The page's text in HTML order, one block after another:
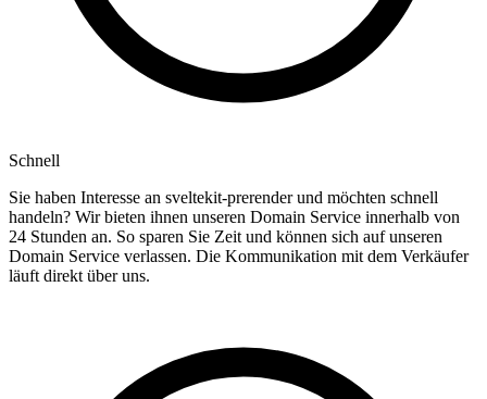
Schnell
Sie haben Interesse an sveltekit-prerender und möchten schnell
handeln? Wir bieten ihnen unseren Domain Service innerhalb von
24 Stunden an. So sparen Sie Zeit und können sich auf unseren
Domain Service verlassen. Die Kommunikation mit dem Verkäufer
läuft direkt über uns.